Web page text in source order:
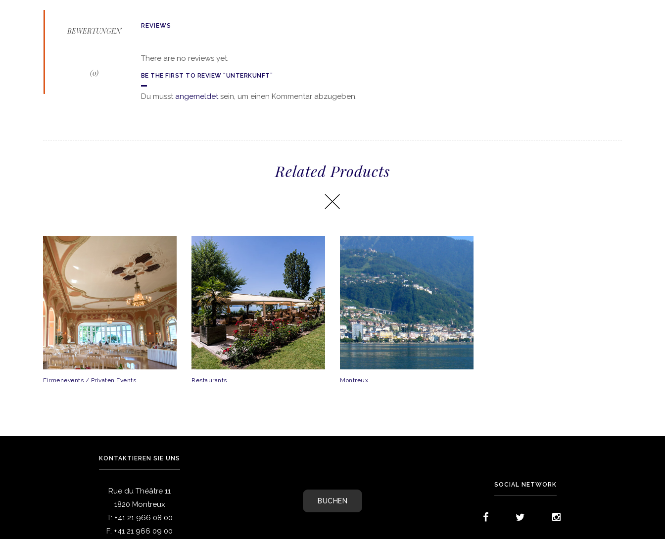
BEWERTUNGEN
(0)
REVIEWS
There are no reviews yet.
BE THE FIRST TO REVIEW “UNTERKUNFT”
Du musst angemeldetsein, um einen Kommentar abzugeben.
Related Products
Firmenevents / Privaten Events Restaurants Montreux
KONTAKTIEREN SIE UNS
Rue du Théâtre 11
1820 Montreux
T: +41 21 966 08 00
F: +41 21 966 09 00
BUCHEN
SOCIAL NETWORK